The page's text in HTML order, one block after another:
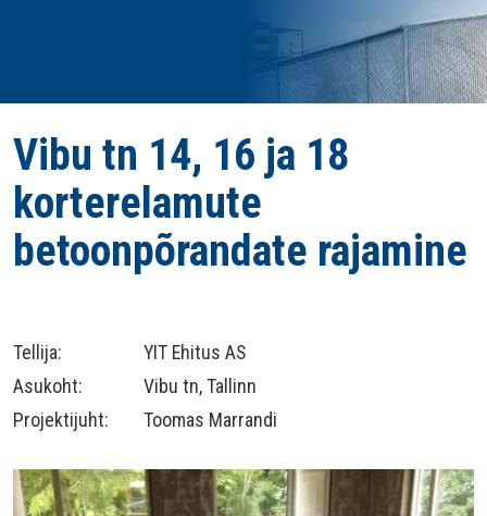
Vibu tn 14, 16 ja 18
korterelamute
betoonpõrandate rajamine
Tellija:
YIT Ehitus AS
Asukoht:
Vibu tn, Tallinn
Projektijuht:
Toomas Marrandi